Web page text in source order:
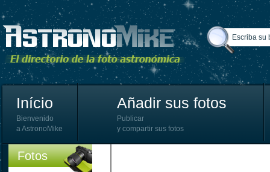
Início
Bienvenido
a AstronoMike
Añadir sus fotos
Publicar
y compartir sus fotos
Fotos